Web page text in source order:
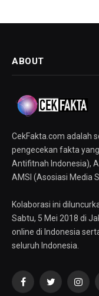
ABOUT
CekFakta.com adalah
pengecekan fakta
Antifitnah Indonesia),
AMSI (Asosiasi Media
Kolaborasi ini
Sabtu, 5 Mei 2018 di
online di Indonesia
seluruh Indonesia.
FacebookTwitter